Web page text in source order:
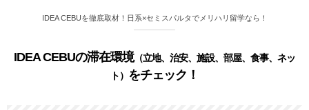
IDEA CEBUを徹底取材！日系×セミスパルタでメリハリ留学なら！
IDEA CEBUの滞在環境（立地、治安、施設、部屋、食事、ネッ
ト） をチェック！